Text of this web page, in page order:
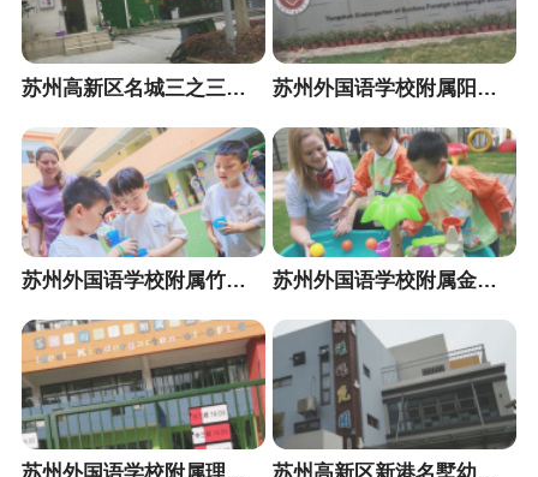
苏州高新区名城三之三幼儿园 苏州外国语学校附属阳山幼儿园
苏州外国语学校附属竹园路幼儿园 苏州外国语学校附属金山路幼儿园